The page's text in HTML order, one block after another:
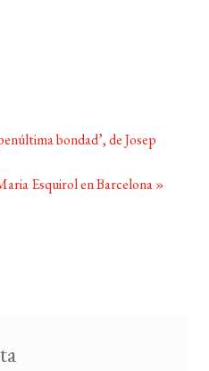
bondad’, de Josep
Esquirol en Barcelona»